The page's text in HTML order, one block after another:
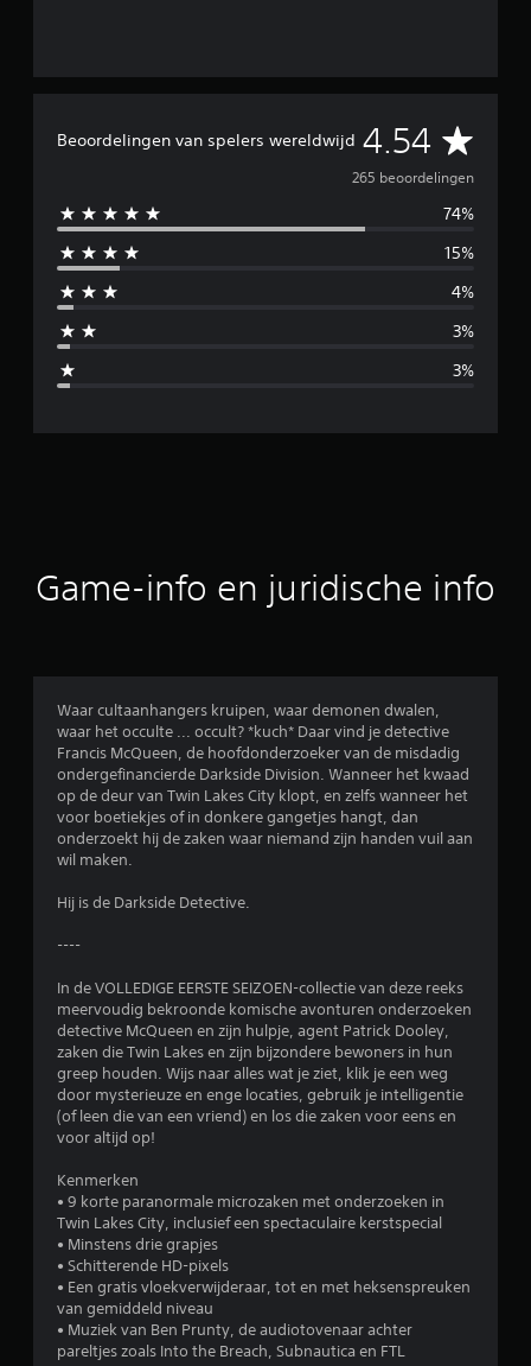
Beoordelingen van spelers wereldwijd 4.54 G
e
m
l
b
o
r
d
e
n
g
4
.
4
/
5
265 beoordelingen
74%
15%
4%
3%
3%
Game-info en juridische info
Waar cultaanhangers kruipen, waar demonen dwalen,
waar het occulte ... occult? *kuch* Daar vind je detective
Francis McQueen, de hoofdonderzoeker van de misdadig
ondergefinancierde Darkside Division. Wanneer het kwaad
op de deur van Twin Lakes City klopt, en zelfs wanneer het
voor boetiekjes of in donkere gangetjes hangt, dan
onderzoekt hij de zaken waar niemand zijn handen vuil aan
wil maken.
Hij is de Darkside Detective.
----
In de VOLLEDIGE EERSTE SEIZOEN-collectie van deze reeks
meervoudig bekroonde komische avonturen onderzoeken
detective McQueen en zijn hulpje, agent Patrick Dooley,
zaken die Twin Lakes en zijn bijzondere bewoners in hun
greep houden. Wijs naar alles wat je ziet, klik je een weg
door mysterieuze en enge locaties, gebruik je intelligentie
(of leen die van een vriend) en los die zaken voor eens en
voor altijd op!
Kenmerken
• 9 korte paranormale microzaken met onderzoeken in
Twin Lakes City, inclusief een spectaculaire kerstspecial
• Minstens drie grapjes
• Schitterende HD-pixels
• Een gratis vloekverwijderaar, tot en met heksenspreuken
van gemiddeld niveau
• Muziek van Ben Prunty, de audiotovenaar achter
pareltjes zoals Into the Breach, Subnautica en FTL